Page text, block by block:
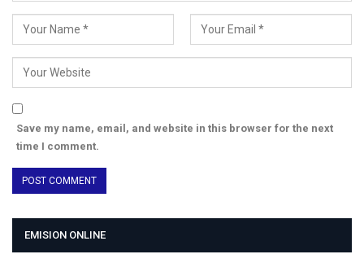
Save my name, email, and website in this browser for the next
time I comment.
EMISION ONLINE